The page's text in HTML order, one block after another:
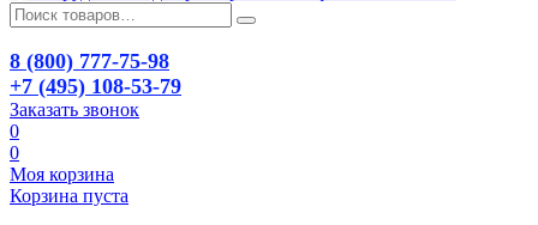
8 (800) 777-75-98
+7 (495) 108-53-79
Заказать звонок
0
0
Моя корзина
Корзина пуста